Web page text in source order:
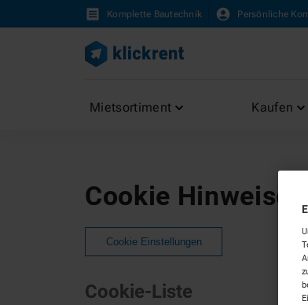
Komplette Bautechnik Persönliche
Mietsortiment Kaufen
Cookie Hinweise
Cookie Einstellungen
Cookie-Liste